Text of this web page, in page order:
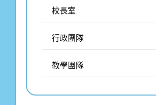
校長室
行政團隊
教學團隊